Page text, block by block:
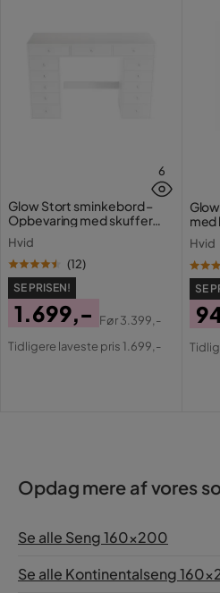
Sengegavl
Navn på stoffet
Madras
Materiale topmadras
6
Glow Stort sminkebord –
Opbevaring med skuffer
120 cm
Hvid
(12)
SE PRISEN!
Pris
1.699,-
Original
Før3.399,-
Tidligere laveste pris 1.699,-
med
Hvid
SE
Opdag mere af vores
Se alle Seng 160x200
Se alle Kontinentalseng